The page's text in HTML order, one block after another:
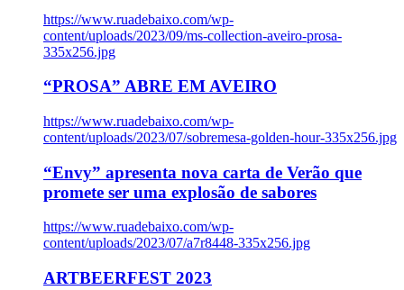
https://www.ruadebaixo.com/wp-
content/uploads/2023/09/ms-collection-aveiro-prosa-
335x256.jpg
“PROSA” ABRE EM AVEIRO
https://www.ruadebaixo.com/wp-
content/uploads/2023/07/sobremesa-golden-hour-335x256.jpg
“Envy” apresenta nova carta de Verão que
promete ser uma explosão de sabores
https://www.ruadebaixo.com/wp-
content/uploads/2023/07/a7r8448-335x256.jpg
ARTBEERFEST 2023